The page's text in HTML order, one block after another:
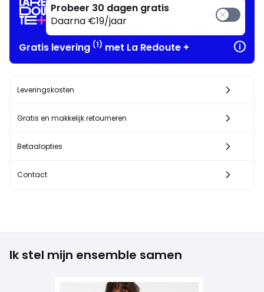
Probeer 30 dagen gratis
Daarna €19/jaar
Gratis levering (1) met La Redoute +
Leveringskosten
Gratis en makkelijk retourneren
Betaalopties
Contact
Ik stel mijn ensemble samen